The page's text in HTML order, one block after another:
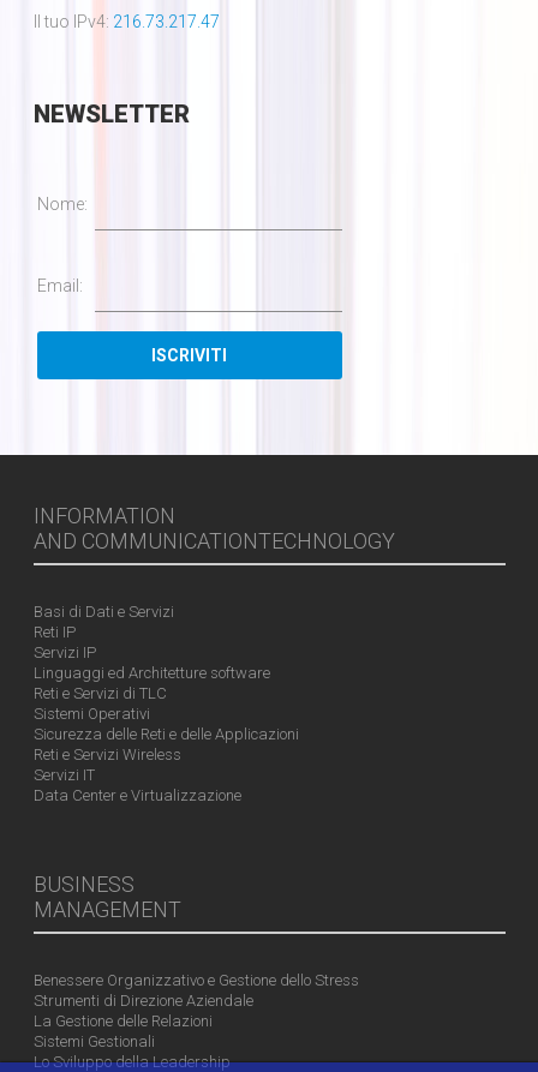
Il tuo IPv4: 216.73.217.47
NEWSLETTER
Nome:
Email:
INFORMATION
AND COMMUNICATIONTECHNOLOGY
Basi di Dati e Servizi
Reti IP
Servizi IP
Linguaggi ed Architetture software
Reti e Servizi di TLC
Sistemi Operativi
Sicurezza delle Reti e delle Applicazioni
Reti e Servizi Wireless
Servizi IT
Data Center e Virtualizzazione
BUSINESS
MANAGEMENT
Benessere Organizzativo e Gestione dello Stress
Strumenti di Direzione Aziendale
La Gestione delle Relazioni
Sistemi Gestionali
Lo Sviluppo della Leadership